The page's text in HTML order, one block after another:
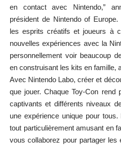
en contact avec Nintendo,”
président de Nintendo of
les esprits créatifs et joueurs à
nouvelles expériences avec la
personnellement voir beaucoup
en construisant les kits en famille,
Avec Nintendo Labo, créer et
que jouer. Chaque Toy-Con rend
captivants et différents niveaux
une expérience unique pour
tout particulièrement amusant en
vous collaborez pour partager les